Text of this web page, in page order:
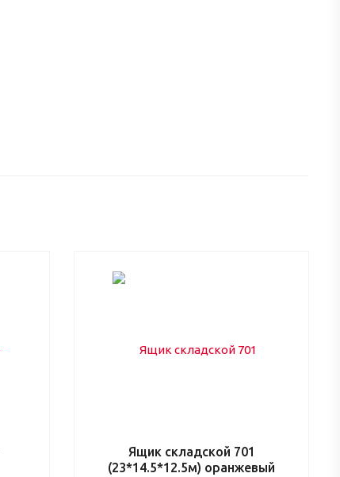
Ящик складской 701
(23*14.5*12.5м) оранжевый